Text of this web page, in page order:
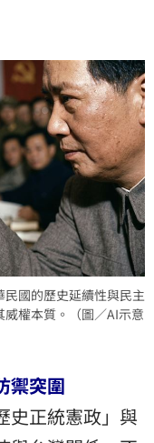
國的歷史延續性與民主
權本質。（圖／AI示意
禦突圍
史正統憲政」與